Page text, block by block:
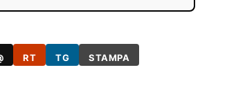
RT TG STAMPA